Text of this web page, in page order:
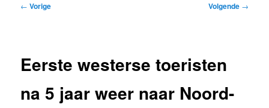
Bericht
← Vorige Volgende →
Eerste westerse toeristen
na 5 jaar weer naar Noord-